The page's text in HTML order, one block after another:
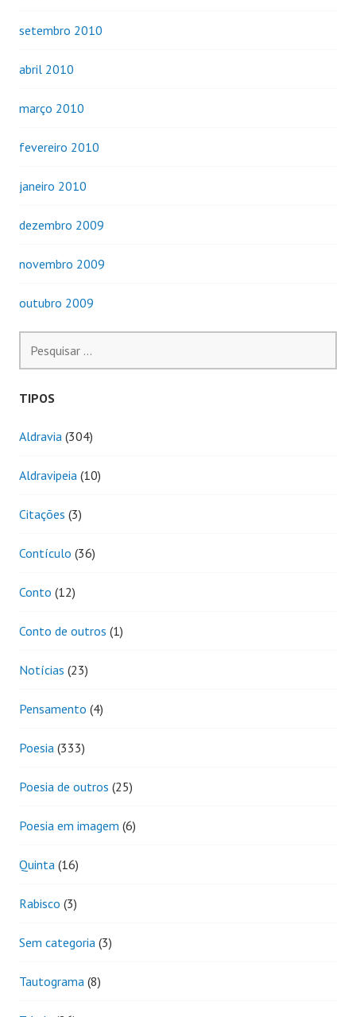
setembro 2010
abril 2010
março 2010
fevereiro 2010
janeiro 2010
dezembro 2009
novembro 2009
outubro 2009
por:
TIPOS
Aldravia (304)
Aldravipeia (10)
Citações (3)
Contículo (36)
Conto (12)
Conto de outros (1)
Notícias (23)
Pensamento (4)
Poesia (333)
Poesia de outros (25)
Poesia em imagem (6)
Quinta (16)
Rabisco (3)
Sem categoria (3)
Tautograma (8)